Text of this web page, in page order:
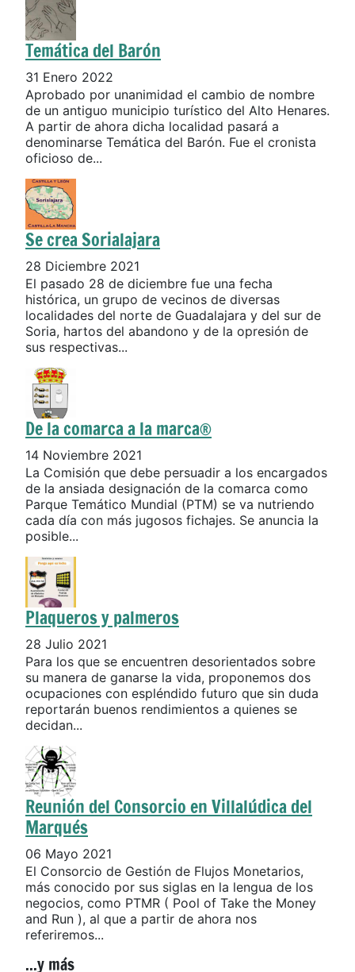
Temática del Barón
31 Enero 2022
Aprobado por unanimidad el cambio de nombre
de un antiguo municipio turístico del Alto Henares.
A partir de ahora dicha localidad pasará a
denominarse Temática del Barón. Fue el cronista
oficioso de...
Se crea Sorialajara
28 Diciembre 2021
El pasado 28 de diciembre fue una fecha
histórica, un grupo de vecinos de diversas
localidades del norte de Guadalajara y del sur de
Soria, hartos del abandono y de la opresión de
sus respectivas...
De la comarca a la marca®
14 Noviembre 2021
La Comisión que debe persuadir a los encargados
de la ansiada designación de la comarca como
Parque Temático Mundial (PTM) se va nutriendo
cada día con más jugosos fichajes. Se anuncia la
posible...
Plaqueros y palmeros
28 Julio 2021
Para los que se encuentren desorientados sobre
su manera de ganarse la vida, proponemos dos
ocupaciones con espléndido futuro que sin duda
reportarán buenos rendimientos a quienes se
decidan...
Reunión del Consorcio en Villalúdica del
Marqués
06 Mayo 2021
El Consorcio de Gestión de Flujos Monetarios,
más conocido por sus siglas en la lengua de los
negocios, como PTMR ( Pool of Take the Money
and Run ), al que a partir de ahora nos
referiremos...
...y más